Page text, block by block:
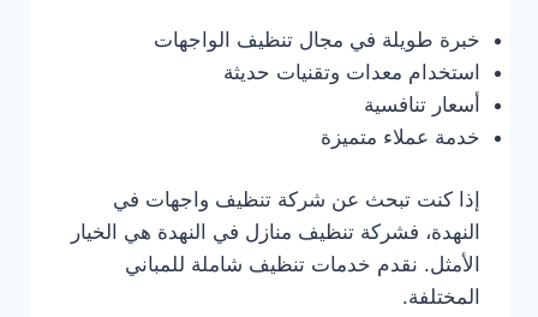
خبرة طويلة في مجال تنظيف الواجهات
استخدام معدات وتقنيات حديثة
أسعار تنافسية
خدمة عملاء متميزة
إذا كنت تبحث عن شركة تنظيف واجهات في
النهدة، فشركة تنظيف منازل في النهدة هي الخيار
الأمثل. نقدم خدمات تنظيف شاملة للمباني
المختلفة.